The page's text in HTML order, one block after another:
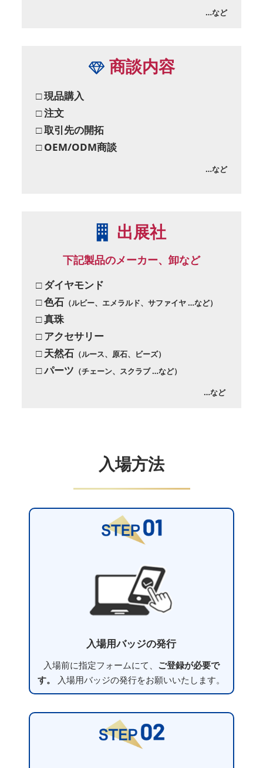
…など
商談内容
□ 現品購入
□ 注文
□ 取引先の開拓
□ OEM/ODM商談
…など
出展社
下記製品のメーカー、卸など
□ ダイヤモンド
□ 色石 （ルビー、エメラルド、サファイヤ …など）
□ 真珠
□ アクセサリー
□ 天然石 （ルース、原石、ビーズ）
□ パーツ （チェーン、スクラブ …など）
…など
入場方法
入場用バッジの発行
入場前に指定フォームにて、 ご登録が必要で
す。
入場用バッジの発行をお願いいたします。